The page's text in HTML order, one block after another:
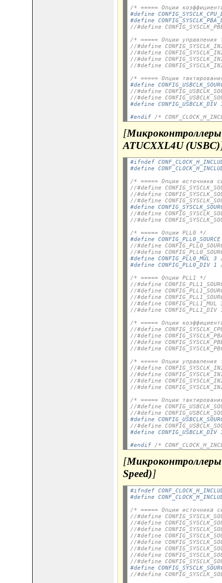
/* ===== Опции
#define
#define
//#define
/* ===== Опции управления
//#define
//#define
//#define
//#define
/* ===== Опции
#define
//#define
//#define
#define
#endif /*
[Микроконтроллеры
ATUCXXL4U (USBC)
#ifndef
#define
/* ===== Опции источника
//#define
//#define
//#define
#define
//#define
//#define
/* ===== Опции PLL0 */
#define CONFIG_PLL0_SOURCE
//#define
//#define
#define CONFIG_PLL0_MUL 3
#define CONFIG_PLL0_DIV 1
/* ===== Опции PLL1 */
//#define
//#define
//#define
//#define
//#define
/* ===== Опции
//#define
//#define
//#define
//#define
/* ===== Опции управления
//#define
//#define
//#define
//#define
/* ===== Опции
//#define
//#define
#define
//#define
#define
#endif /*
[
Speed)]
#ifndef
#define
/* ===== Опции источника
//#define
//#define
//#define
//#define
//#define
//#define
//#define
//#define
#define
//#define